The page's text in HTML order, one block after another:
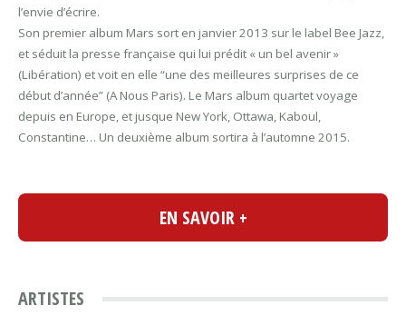
l’envie d’écrire.
Son premier album Mars sort en janvier 2013 sur le label Bee Jazz,
et séduit la presse française qui lui prédit « un bel avenir »
(Libération) et voit en elle “une des meilleures surprises de ce
début d’année” (A Nous Paris). Le Mars album quartet voyage
depuis en Europe, et jusque New York, Ottawa, Kaboul,
Constantine… Un deuxième album sortira à l’automne 2015.
EN SAVOIR +
ARTISTES